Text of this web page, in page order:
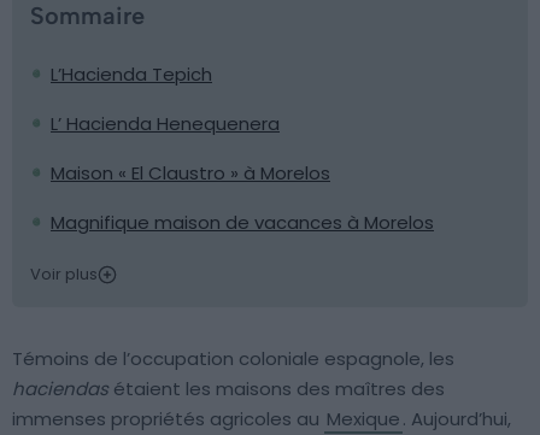
Sommaire
L’Hacienda Tepich
L’ Hacienda Henequenera
Maison « El Claustro » à Morelos
Magnifique maison de vacances à Morelos
Voir plus
Témoins de l’occupation coloniale espagnole, les
haciendas étaient les maisons des maîtres des
immenses propriétés agricoles au Mexique. Aujourd’hui,